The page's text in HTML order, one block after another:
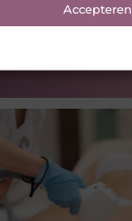
Accepteren